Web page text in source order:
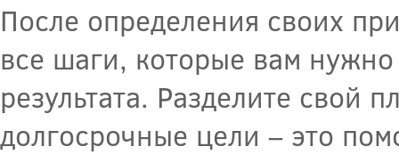
После определения своих
все шаги, которые вам
результата. Разделите свой
долгосрочные цели – это